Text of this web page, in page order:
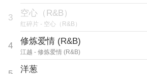
3 空心（R&B）
红碎片 - 空心（R&B）
4 修炼爱情 (R&B)
江越 - 修炼爱情 (R&B)
洋葱